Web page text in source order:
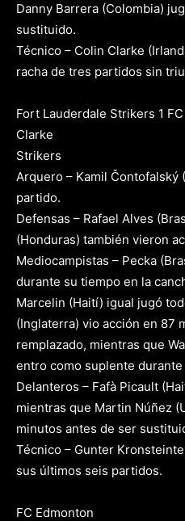
Danny Barrera (Colombia)
sustituido.
Técnico – Colin Clarke
racha de tres partidos sin
Fort Lauderdale Strikers 1
Clarke
Strikers
Arquero – Kamil Čontofalský
partido.
Defensas – Rafael Alves
(Honduras) también vieron
Mediocampistas – Pecka
durante su tiempo en la
Marcelin (Haití) igual jugó
(Inglaterra) vio acción en 87
remplazado, mientras que
entro como suplente
Delanteros – Fafà Picault
mientras que Martin Núñez
minutos antes de ser
Técnico – Gunter
sus últimos seis partidos.
FC Edmonton